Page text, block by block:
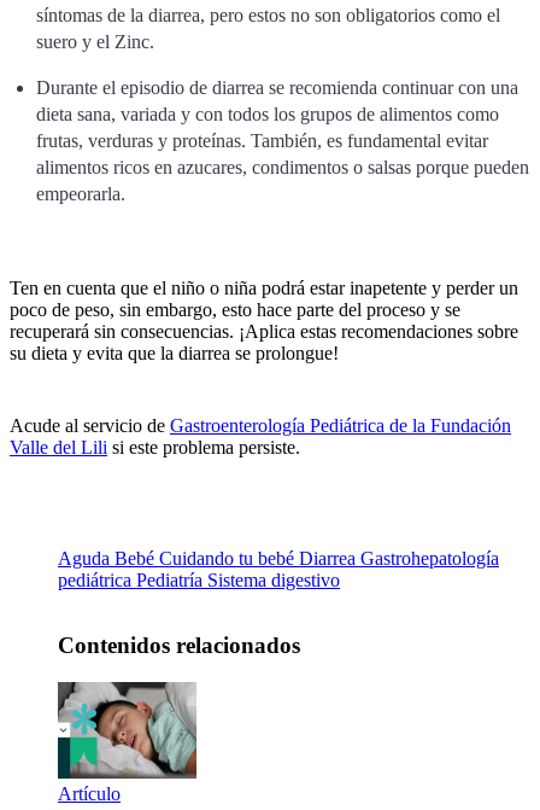
síntomas de la diarrea, pero estos no son obligatorios como el
suero y el Zinc.
Durante el episodio de diarrea se recomienda continuar con una
dieta sana, variada y con todos los grupos de alimentos como
frutas, verduras y proteínas. También, es fundamental evitar
alimentos ricos en azucares, condimentos o salsas porque pueden
empeorarla.
Ten en cuenta que el niño o niña podrá estar inapetente y perder un
poco de peso, sin embargo, esto hace parte del proceso y se
recuperará sin consecuencias. ¡Aplica estas recomendaciones sobre
su dieta y evita que la diarrea se prolongue!
Acude al servicio de Gastroenterología Pediátrica de la Fundación
Valle del Lili si este problema persiste.
Aguda Bebé Cuidando tu bebé Diarrea Gastrohepatología
pediátrica Pediatría Sistema digestivo
Contenidos relacionados
Artículo